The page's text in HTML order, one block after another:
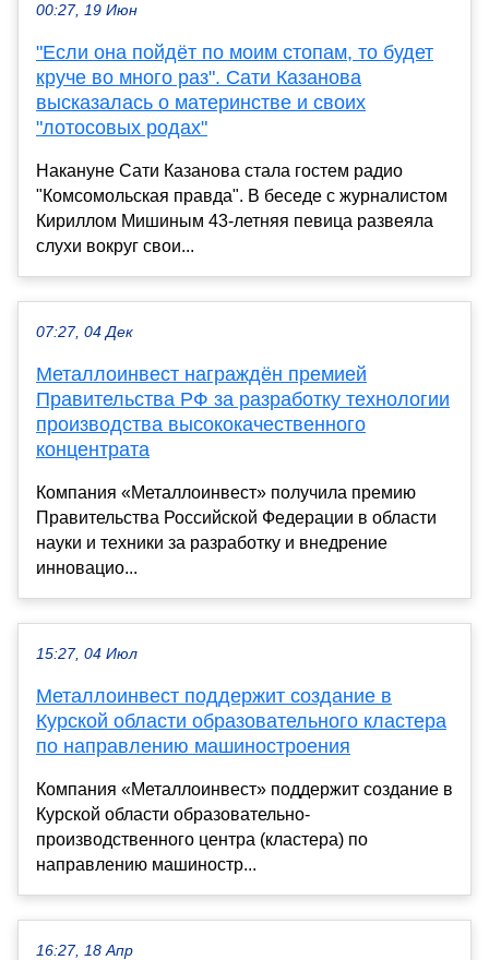
00:27, 19 Июн
"Если она пойдёт по моим стопам, то будет
круче во много раз". Сати Казанова
высказалась о материнстве и своих
"лотосовых родах"
Накануне Сати Казанова стала гостем радио
"Комсомольская правда". В беседе с журналистом
Кириллом Мишиным 43-летняя певица развеяла
слухи вокруг свои...
07:27, 04 Дек
Металлоинвест награждён премией
Правительства РФ за разработку технологии
производства высококачественного
концентрата
Компания «Металлоинвест» получила премию
Правительства Российской Федерации в области
науки и техники за разработку и внедрение
инновацио...
15:27, 04 Июл
Металлоинвест поддержит создание в
Курской области образовательного кластера
по направлению машиностроения
Компания «Металлоинвест» поддержит создание в
Курской области образовательно-
производственного центра (кластера) по
направлению машиностр...
16:27, 18 Апр